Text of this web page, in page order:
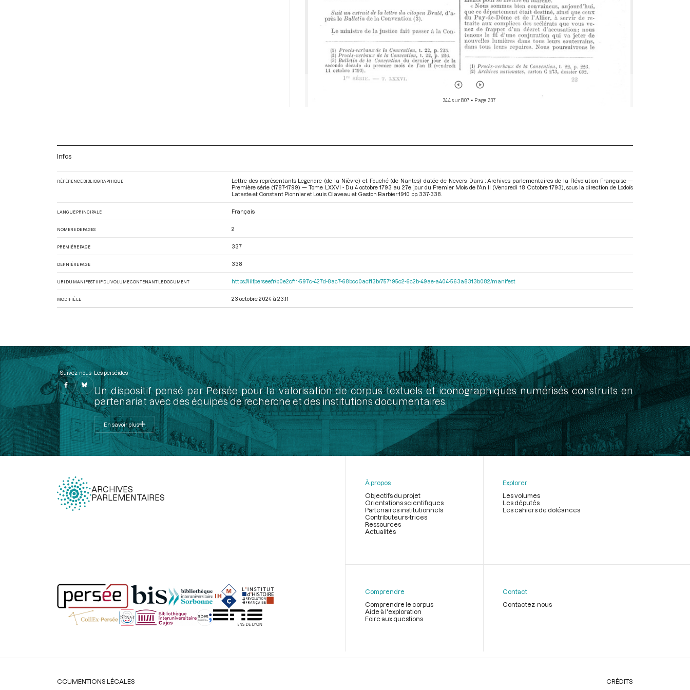
344 sur 807 • Page 337
Infos
RÉFÉRENCE BIBLIOGRAPHIQUE
Lettre des représentants Legendre (de la Nièvre) et Fouché (de Nantes) datée de Nevers. Dans : Archives parlementaires de la Révolution Française —
Première série (1787-1799) — Tome LXXVI - Du 4 octobre 1793 au 27e jour du Premier Mois de l'An II (Vendredi 18 Octobre 1793) , sous la direction de Lodoïs
Lataste et Constant Pionnier et Louis Claveau et Gaston Barbier. 1910. pp. 337-338.
LANGUE PRINCIPALE Français
NOMBRE DE PAGES 2
PREMIÈRE PAGE 337
DERNIÈRE PAGE 338
URI DU MANIFEST IIIF DU VOLUME CONTENANT LE DOCUMENT https://iiif.persee.fr/b0e2cf11-597c-427d-8ac7-68bcc0acf13b/757195c2-6c2b-49ae-a404-563a8313b082/manifest
MODIFIÉ LE 23 octobre 2024 à 23:11
Suivez-nous Les perséides
Un dispositif pensé par Persée pour la valorisation de corpus textuels et iconographiques numérisés construits en
partenariat avec des équipes de recherche et des institutions documentaires.
En savoir plus
ARCHIVES
PARLEMENTAIRES
page
À propos
Objectifs du projet
Orientations scientifiques
Partenaires institutionnels
Contributeurs-trices
Ressources
Actualités
Explorer
Les volumes
Les députés
Les cahiers de doléances
Comprendre
Comprendre le corpus
Aide à l'exploration
Foire aux questions
Contact
Contactez-nous
Légal
CGUMENTIONS LÉGALES CRÉDITS